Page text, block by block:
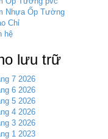
Nhựa Ốp Tường
Chỉ
hệ
lưu trữ
7 2026
6 2026
5 2026
4 2026
3 2026
1 2023